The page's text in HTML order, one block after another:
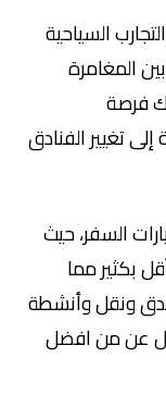
السياحية
المغامرة
فرصة
تغيير الفنادق
السفر، حيث
بكثير مما
ونقل وأنشطة
عن من افضل